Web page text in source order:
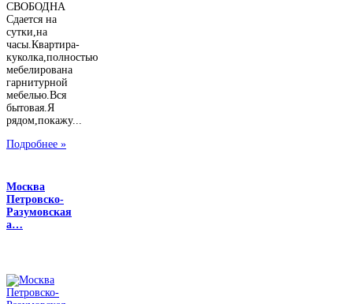
СВОБОДНА
Сдается на
сутки,на
часы.Квартира-
куколка,полностью
мебелирована
гарнитурной
мебелью.Вся
бытовая.Я
рядом,покажу...
Подробнее »
Москва
Петровско-
Разумовская
а…